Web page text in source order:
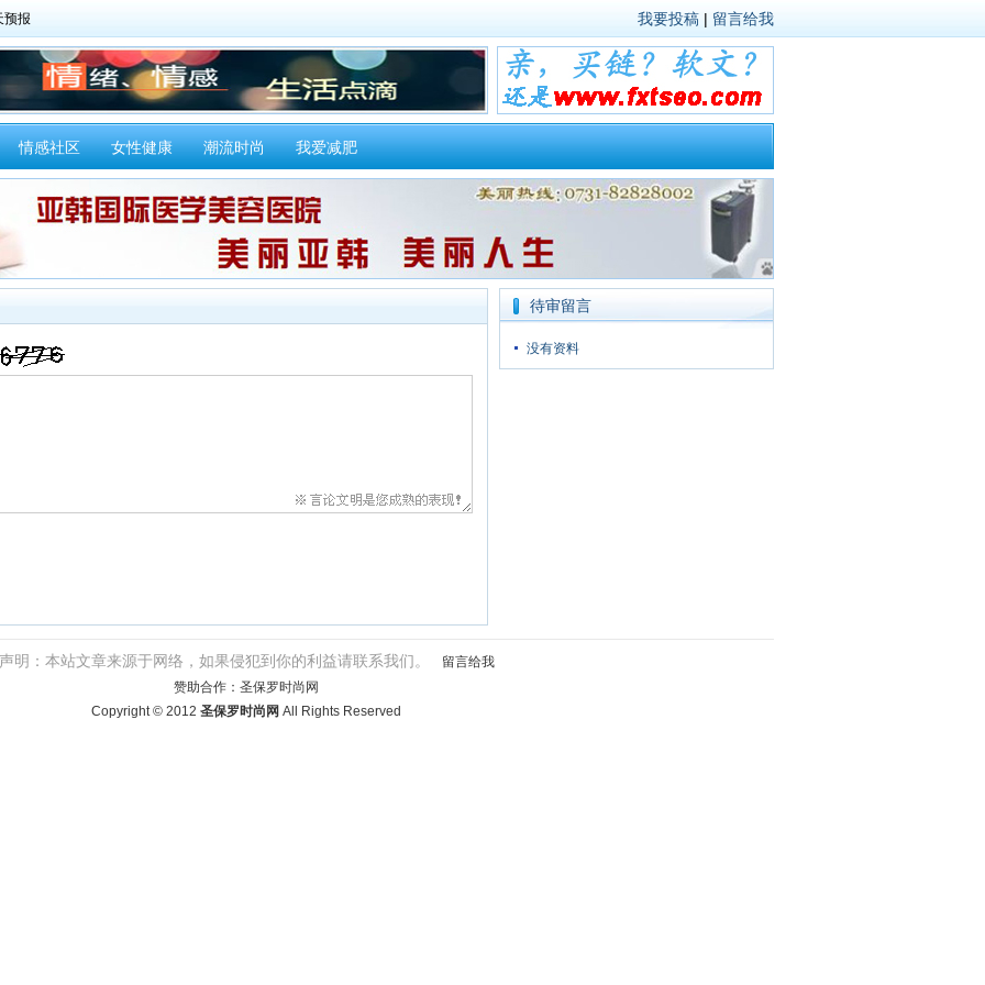
我要投稿 | 留言给我
情感社区 女性健康 潮流时尚 我爱减肥
待审留言
没有资料
明：本站文章来源于网络，如果侵犯到你的利益请联系我们。
留言给我
赞助合作： 圣保罗时尚网
Copyright © 2012 圣保罗时尚网 All Rights Reserved